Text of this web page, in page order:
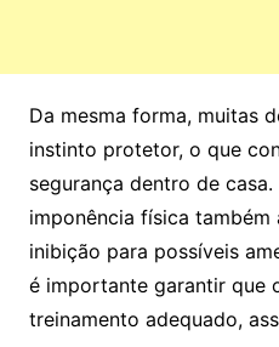
Da mesma forma, muitas
instinto protetor, o que
segurança dentro de
imponência física
inibição para possíveis
é importante garantir que
treinamento adequado,